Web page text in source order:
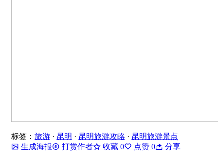
标签： 旅游 · 昆明 · 昆明旅游攻略 · 昆明旅游景点
生成海报
打赏作者 收藏 0 点赞 0 分享